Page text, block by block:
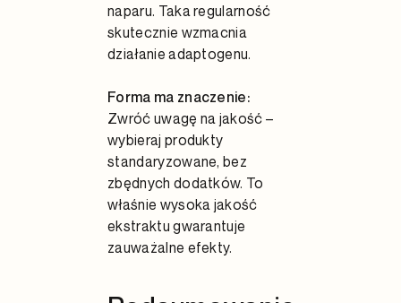
naparu. Taka regularność
skutecznie wzmacnia
działanie adaptogenu.
Forma ma znaczenie:
Zwróć uwagę na jakość –
wybieraj produkty
standaryzowane, bez
zbędnych dodatków. To
właśnie wysoka jakość
ekstraktu gwarantuje
zauważalne efekty.